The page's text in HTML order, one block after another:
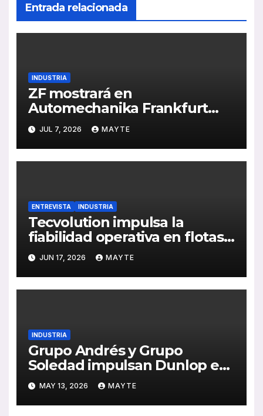
Entrada relacionada
INDUSTRIA
ZF mostrará en
Automechanika Frankfurt
2026 sus nuevas soluciones
de IA, formación en
electromovilidad y frenado
sostenible
JUL 7, 2026 MAYTE
ENTREVISTA INDUSTRIA
Tecvolution impulsa la
fiabilidad operativa en flotas
con baterías diseñadas
“desde la necesidad del
transportista”
JUN 17, 2026 MAYTE
INDUSTRIA
Grupo Andrés y Grupo
Soledad impulsan Dunlop en
España con una alianza
estratégica clave para la
movilidad profesional
MAY 13, 2026 MAYTE